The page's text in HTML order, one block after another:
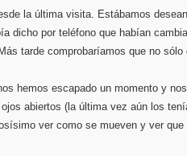
la última visita. Estábamos
dicho por teléfono que habían
tarde comprobaríamos que no sólo
hemos escapado un momento y
abiertos (la última vez aún los
ver como se mueven y ver